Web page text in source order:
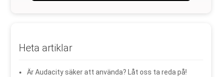
Heta artiklar
Är Audacity säker att använda? Låt oss ta reda på!